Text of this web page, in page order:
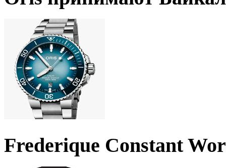
Frederique Constant